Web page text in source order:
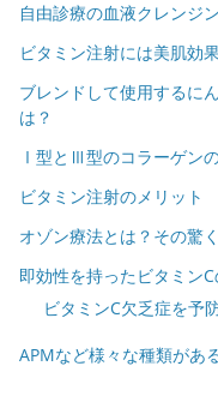
自由診療の血液クレンジ
ビタミン注射には美肌効
ブレンドして使用するに
は？
Ⅰ型とⅢ型のコラーゲン
ビタミン注射のメリット
オゾン療法とは？その驚
即効性を持ったビタミンC
ビタミンC欠乏症を予
APMなど様々な種類があ